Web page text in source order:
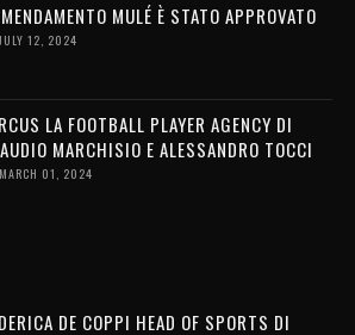
MULÉ È STATO APPROVATO
JULY 12, 2024
LA FOOTBALL PLAYER AGENCY DI
MARCHISIO E ALESSANDRO TOCCI
MARCH 01, 2024
DE COPPI HEAD OF SPORTS DI